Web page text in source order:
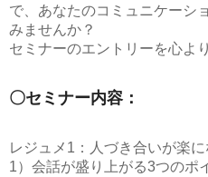
で、あなたのコミュニケーシ
みませんか？
セミナーのエントリーを心よ
〇セミナー内容：
レジュメ1：人づき合いが楽
1）会話が盛り上がる3つのポ